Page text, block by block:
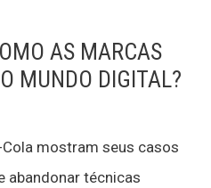
AS MARCAS
MUNDO DIGITAL?
mostram seus casos
abandonar técnicas